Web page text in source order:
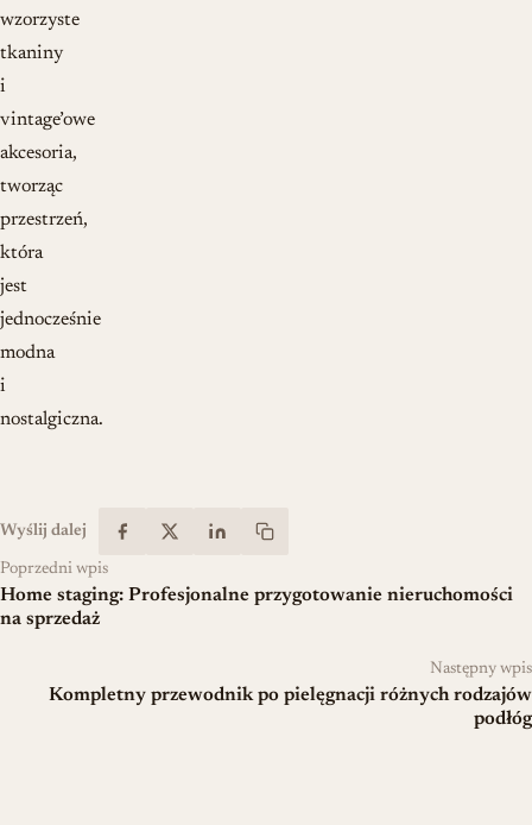
wzorzyste
tkaniny
i
vintage’owe
akcesoria,
tworząc
przestrzeń,
która
jest
jednocześnie
modna
i
nostalgiczna.
Wyślij dalej
Poprzedni wpis
Home staging: Profesjonalne przygotowanie nieruchomości
na sprzedaż
Następny wpis
Kompletny przewodnik po pielęgnacji różnych rodzajów
podłóg